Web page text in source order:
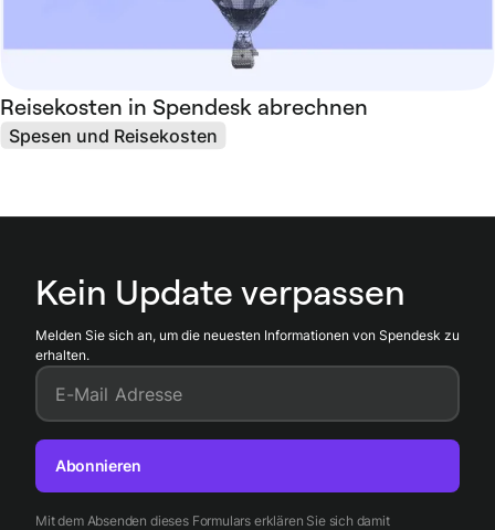
Reisekosten in Spendesk abrechnen
Spesen und Reisekosten
Kein Update verpassen
Melden Sie sich an, um die neuesten Informationen von Spendesk zu
erhalten.
E-Mail Adresse
Mit dem Absenden dieses Formulars erklären Sie sich damit
Abonnieren